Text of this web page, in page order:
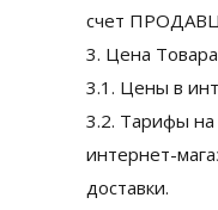
счет
3. Цена
3.1. Цены в
3.2. Тарифы на
интернет-
доставки.